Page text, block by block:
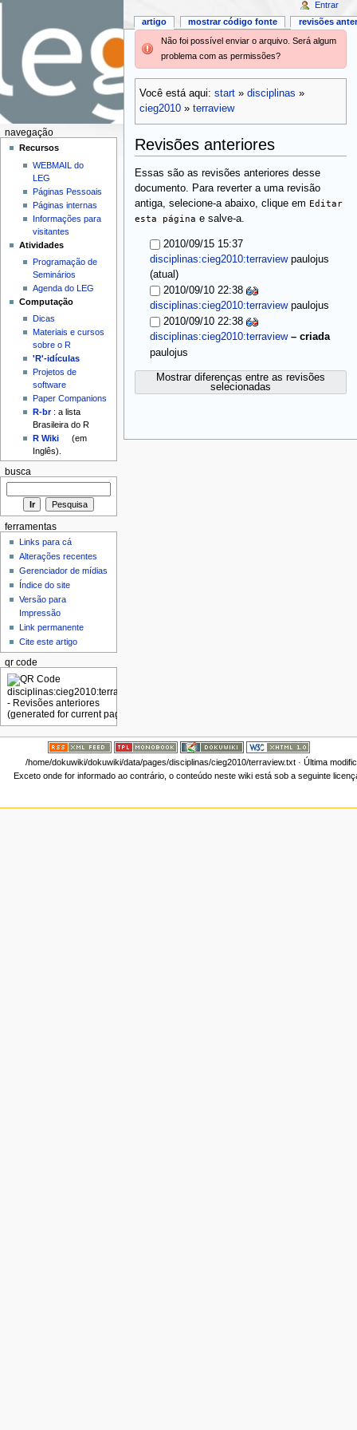
Não foi possível enviar o arquivo. Será algum
problema com as permissões?
Você está aqui: start» disciplinas »
cieg2010» terraview
Revisões anteriores
Essas são as revisões anteriores desse
documento. Para reverter a uma revisão
antiga, selecione-a abaixo, clique em Editar
esta página e salve-a.
2010/09/15 15:37
disciplinas:cieg2010:terraview paulojus
(atual)
2010/09/10 22:38
disciplinas:cieg2010:terraview paulojus
2010/09/10 22:38
disciplinas:cieg2010:terraview – criada
paulojus
Mostrar diferenças entre as revisões
selecionadas
artigo mostrar código fonte revisões
Entrar
navegação
Recursos
WEBMAIL do
LEG
Páginas Pessoais
Páginas internas
Informações para
visitantes
Atividades
Programação de
Seminários
Agenda do LEG
Computação
Dicas
Materiais e cursos
sobre o R
'R'-idículas
Projetos de
software
Paper Companions
R-br: a lista
Brasileira do R
R Wiki
(em
Inglês).
busca
ferramentas
Links para cá
Alterações recentes
Gerenciador de mídias
Índice do site
Versão para
Impressão
Link permanente
Cite este artigo
qr code
/home/dokuwiki/dokuwiki/data/pages/disciplinas/cieg2010/terraview.txt· Última
Exceto onde for informado ao contrário, o conteúdo neste wiki está sob a seguinte